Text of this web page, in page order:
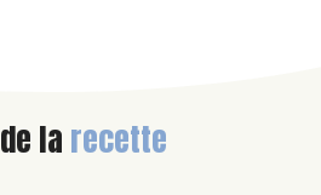
de la recette